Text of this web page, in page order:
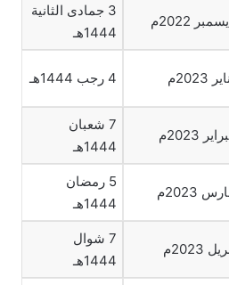
3 جمادى الثانية
1444هـ
4 رجب 1444هـ
7 شعبان
1444هـ
5 رمضان
1444هـ
7 شوال
1444هـ